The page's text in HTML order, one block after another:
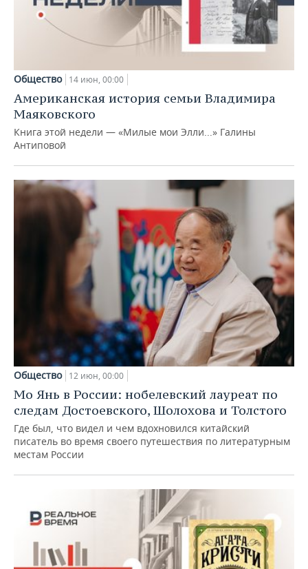
Общество 14 июн, 00:00
Американская история семьи Владимира
Маяковского
Книга этой недели — «Милые мои Элли...» Галины
Антиповой
Общество 12 июн, 00:00
Мо Янь в России: нобелевский лауреат по
следам Достоевского, Шолохова и Толстого
Где был, что видел и чем вдохновился китайский
писатель во время своего путешествия по литературным
местам России